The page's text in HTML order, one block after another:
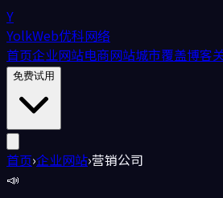
Y
YolkWeb优科网络
首页企业网站电商网站城市覆盖博客
免费试用
首页›企业网站›营销公司
📣